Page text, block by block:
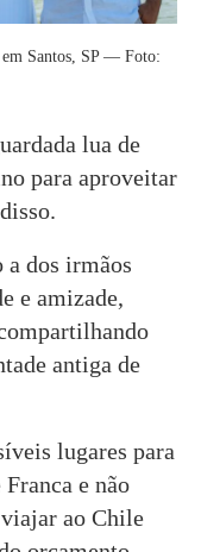
Santos, SP — Foto:
lua de
para aproveitar
a dos irmãos
e amizade,
antiga de
lugares para
e não
ao Chile